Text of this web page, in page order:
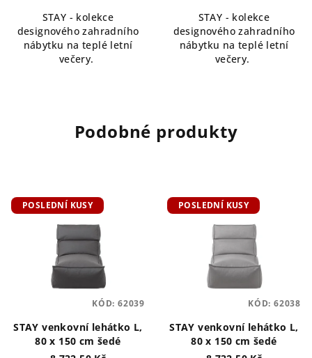
STAY - kolekce
designového zahradního
nábytku na teplé letní
večery.
z
5
hvězdiček.
STAY - kolekce
designového zahradního
nábytku na teplé letní
večery.
Podobné produkty
POSLEDNÍ KUSY
STAY venkovní lehátko L,
80 x 150 cm šedé
KÓD: 62039
POSLEDNÍ KUSY
STAY venkovní lehátko L,
80 x 150 cm šedé
KÓD: 62038